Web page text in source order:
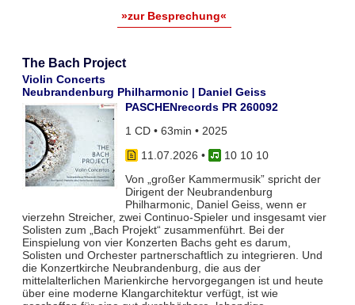
»zur Besprechung«
The Bach Project
Violin Concerts
Neubrandenburg Philharmonic | Daniel Geiss
PASCHENrecords PR 260092
1 CD • 63min • 2025
11.07.2026 •
10 10 10
Von „großer Kammermusik” spricht der
Dirigent der Neubrandenburg
Philharmonic, Daniel Geiss, wenn er
vierzehn Streicher, zwei Continuo-Spieler und insgesamt vier
Solisten zum „Bach Projekt“ zusammenführt. Bei der
Einspielung von vier Konzerten Bachs geht es darum,
Solisten und Orchester partnerschaftlich zu integrieren. Und
die Konzertkirche Neubrandenburg, die aus der
mittelalterlichen Marienkirche hervorgegangen ist und heute
über eine moderne Klangarchitektur verfügt, ist wie